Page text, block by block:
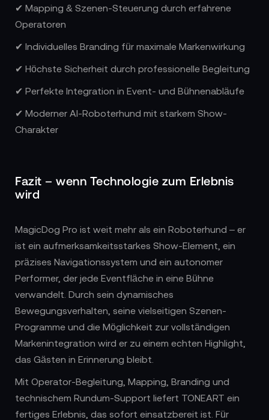
✔ Mapping & Szenen-Steuerung durch erfahrene
Operatoren
✔ Individuelles Branding für maximale Markenwirkung
✔ Höchste Sicherheit durch professionelle Begleitung
✔ Perfekte Integration in Event- und Bühnenabläufe
✔ Moderner AI-Roboterhund mit starkem Show-
Charakter
Fazit – wenn Technologie zum Erlebnis
wird
MagicDog Pro ist weit mehr als ein Roboterhund – er
ist ein aufmerksamkeitsstarkes Show-Element, ein
präzises Navigationssystem und ein autonomer
Performer, der jede Eventfläche in eine Bühne
verwandelt. Durch sein dynamisches
Bewegungsverhalten, seine vielseitigen Szenen-
Programme und die Möglichkeit zur vollständigen
Markenintegration wird er zu einem echten Highlight,
das Gästen in Erinnerung bleibt.
Mit Operator-Begleitung, Mapping, Branding und
technischem Rundum-Support liefert TONEART ein
fertiges Erlebnis, das sofort einsatzbereit ist. Für